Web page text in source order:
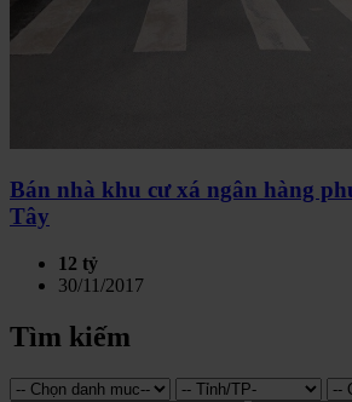
Bán nhà khu cư xá ngân hàng
Tây
12 tỷ
30/11/2017
Tìm kiếm